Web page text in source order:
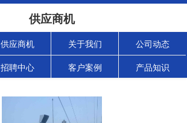
供应商机
供应商机 关于我们 公司动态
招聘中心 客户案例 产品知识